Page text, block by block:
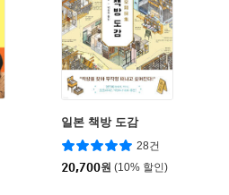
일본 책방 도감
28건
20,700원 (10% 할인)